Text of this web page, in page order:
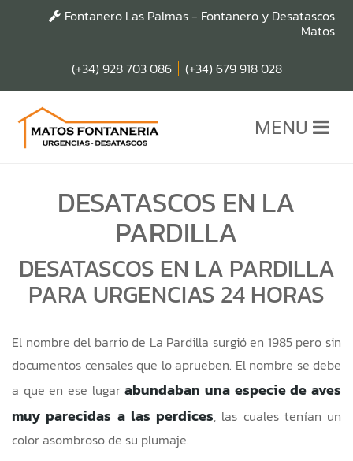
Fontanero Las Palmas - Fontanero y Desatascos
Matos
(+34) 928 703 086
(+34) 679 918 028
MENU
DESATASCOS EN LA
PARDILLA
DESATASCOS EN LA PARDILLA
PARA URGENCIAS 24 HORAS
El nombre del barrio de La Pardilla surgió en 1985 pero sin
documentos censales que lo aprueben. El nombre se debe
a que en ese lugarabundaban una especie de aves
muy parecidas a las perdices, las cuales tenían un
color asombroso de su plumaje.